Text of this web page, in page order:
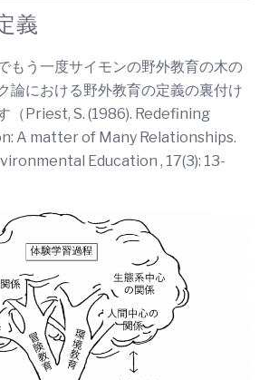
義
もう一度サイモンの野外教育の木の
論における野外教育の定義の裏付け
（Priest, S. (1986). Redefining
A matter of Many Relationships.
Education , 17(3): 13-